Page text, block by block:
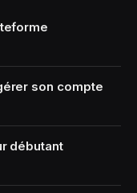
son compte
débutant